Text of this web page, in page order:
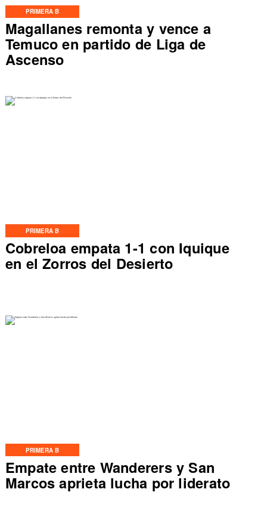
PRIMERA B
Magallanes remonta y vence a
Temuco en partido de Liga de
Ascenso
PRIMERA B
Cobreloa empata 1-1 con Iquique
en el Zorros del Desierto
PRIMERA B
Empate entre Wanderers y San
Marcos aprieta lucha por liderato